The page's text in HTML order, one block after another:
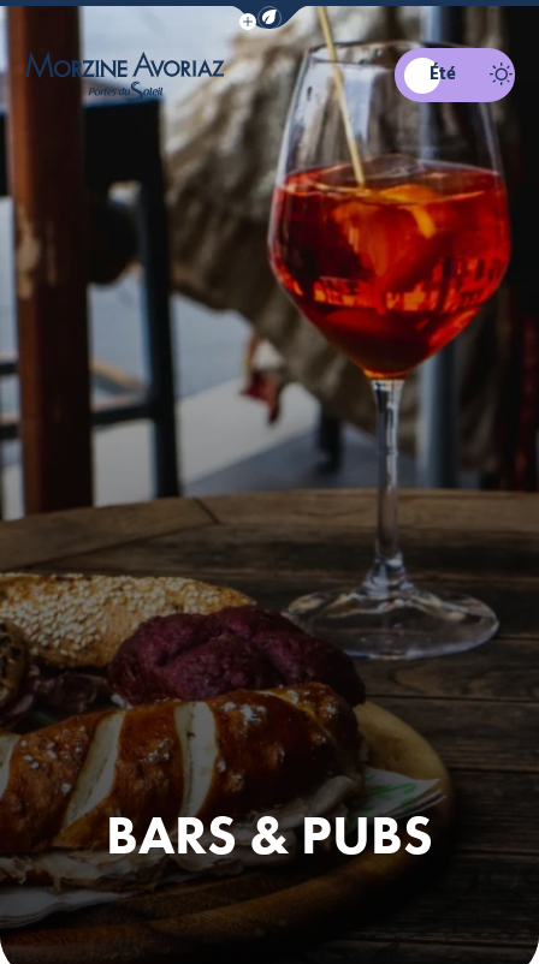
Afficher la barre de navigation du
Été
BARS & PUBS